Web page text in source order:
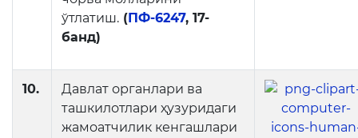
ўтлатиш. (ПФ-6247, 17-
банд)
10.
Давлат органлари ва
ташкилотлари ҳузуридаги
жамоатчилик кенгашлари